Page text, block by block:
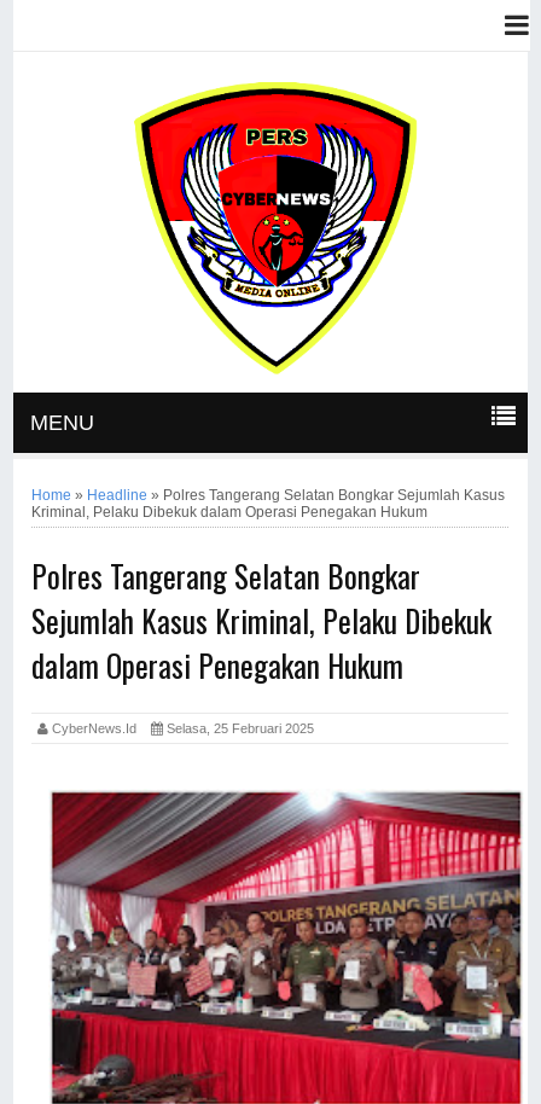
MENU
Home » Headline » Polres Tangerang Selatan Bongkar Sejumlah Kasus
Kriminal, Pelaku Dibekuk dalam Operasi Penegakan Hukum
Polres Tangerang Selatan Bongkar
Sejumlah Kasus Kriminal, Pelaku Dibekuk
dalam Operasi Penegakan Hukum
CyberNews.id Selasa, 25 Februari 2025